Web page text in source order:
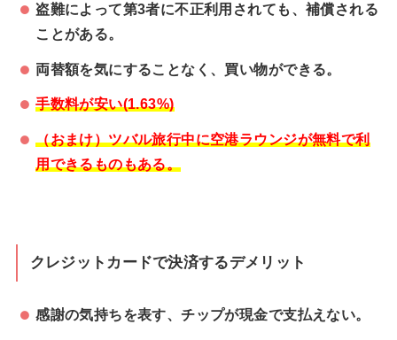
盗難によって第3者に不正利用されても、補償される
ことがある。
両替額を気にすることなく、買い物ができる。
手数料が安い(1.63%)
（おまけ）ツバル旅行中に空港ラウンジが無料で利
用できるものもある。
クレジットカードで決済するデメリット
感謝の気持ちを表す、チップが現金で支払えない。